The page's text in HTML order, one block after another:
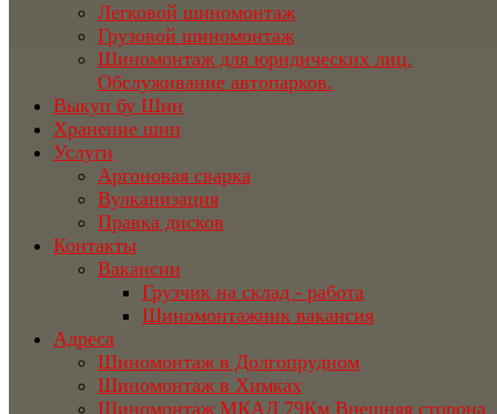
Легковой шиномонтаж
Грузовой шиномонтаж
Шиномонтаж для юридических лиц.
Обслуживание автопарков.
Выкуп бу Шин
Хранение шин
Услуги
Аргоновая сварка
Вулканизация
Правка дисков
Контакты
Вакансии
Грузчик на склад - работа
Шиномонтажник вакансия
Адреса
Шиномонтаж в Долгопрудном
Шиномонтаж в Химках
Шиномонтаж МКАД 79Км Внешняя сторона